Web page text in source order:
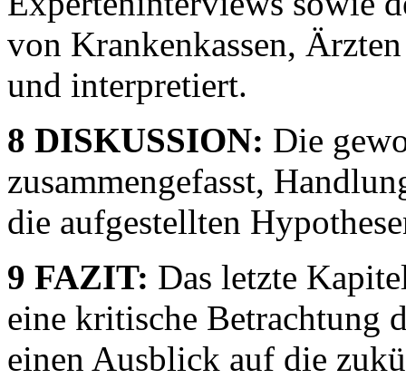
von Krankenkassen,
und interpretiert.
8 DISKUSSION: Die
zusammengefasst,
die aufgestellten
9 FAZIT: Das letzte
eine kritische Betrachtung
einen Ausblick auf die